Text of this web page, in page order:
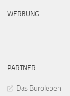
WERBUNG
PARTNER
Das Büroleben